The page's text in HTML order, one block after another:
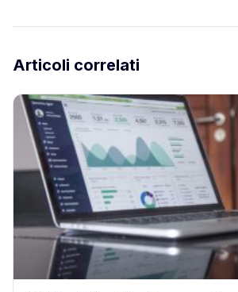
Articoli correlati